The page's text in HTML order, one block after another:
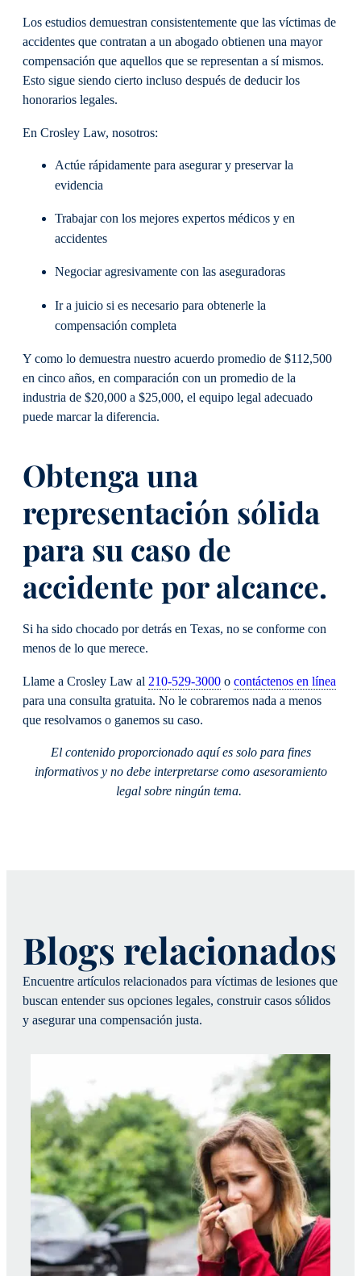
Los estudios demuestran consistentemente que las víctimas de
accidentes que contratan a un abogado obtienen una mayor
compensación que aquellos que se representan a sí mismos.
Esto sigue siendo cierto incluso después de deducir los
honorarios legales.
En Crosley Law, nosotros:
Actúe rápidamente para asegurar y preservar la
evidencia
Trabajar con los mejores expertos médicos y en
accidentes
Negociar agresivamente con las aseguradoras
Ir a juicio si es necesario para obtenerle la
compensación completa
Y como lo demuestra nuestro acuerdo promedio de $112,500
en cinco años, en comparación con un promedio de la
industria de $20,000 a $25,000, el equipo legal adecuado
puede marcar la diferencia.
Obtenga una
representación sólida
para su caso de
accidente por alcance.
Si ha sido chocado por detrás en Texas, no se conforme con
menos de lo que merece.
Llame a Crosley Law al 210-529-3000 o contáctenos en línea
para una consulta gratuita. No le cobraremos nada a menos
que resolvamos o ganemos su caso.
El contenido proporcionado aquí es solo para fines
informativos y no debe interpretarse como asesoramiento
legal sobre ningún tema.
Blogs relacionados
Encuentre artículos relacionados para víctimas de lesiones que
buscan entender sus opciones legales, construir casos sólidos
y asegurar una compensación justa.